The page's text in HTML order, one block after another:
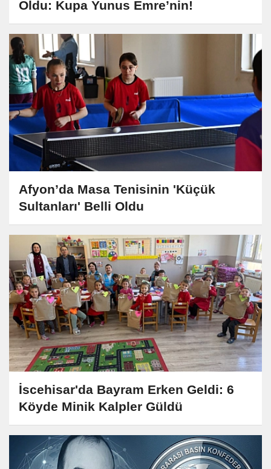
Oldu: Kupa Yunus Emre’nin!
Afyon’da Masa Tenisinin 'Küçük
Sultanları' Belli Oldu
İscehisar'da Bayram Erken Geldi: 6
Köyde Minik Kalpler Güldü